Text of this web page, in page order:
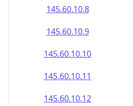
145.60.10.8
145.60.10.9
145.60.10.10
145.60.10.11
145.60.10.12